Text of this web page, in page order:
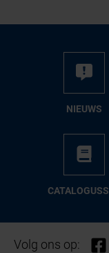
NIEUWS
Volg ons op: